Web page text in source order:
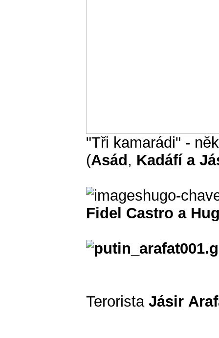
"Tři kamarádi" -
(Asád, Kadáfí a
Fidel Castro a
Terorista Jásir